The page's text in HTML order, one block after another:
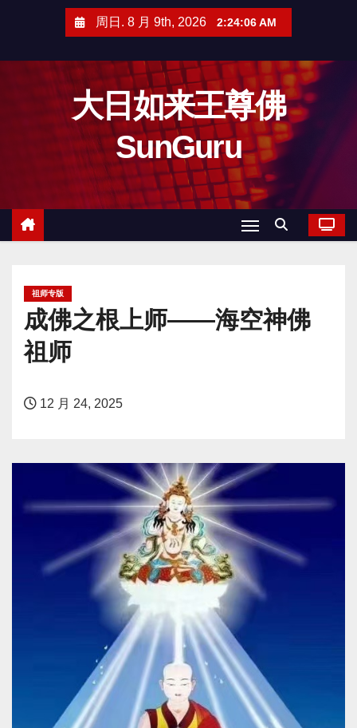
周日. 8 月 9th, 2026 2:24:06 AM
大日如来王尊佛
SunGuru
祖师专版
成佛之根上师——海空神佛
祖师
12 月 24, 2025